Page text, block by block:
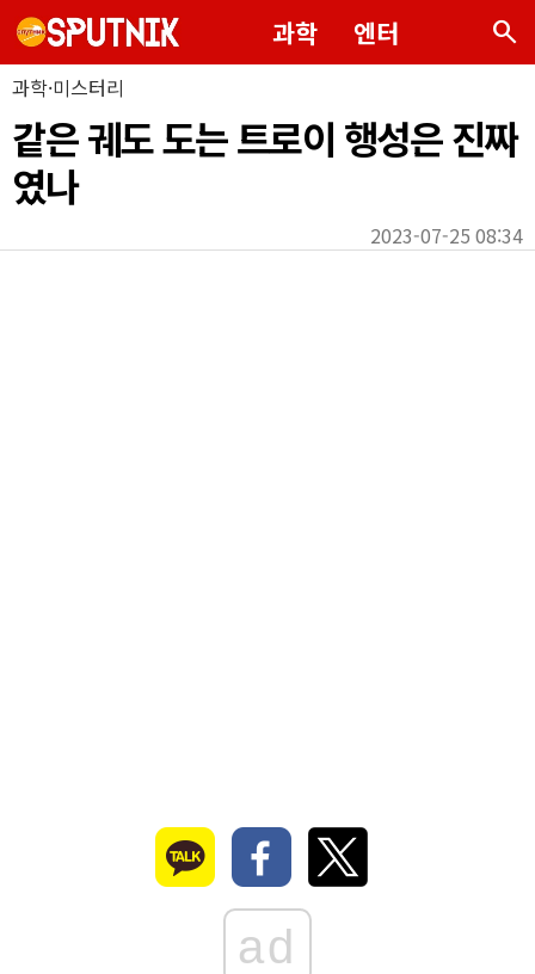
과학 엔터 search
과학·미스터리
같은 궤도 도는 트로이 행성은 진짜
였나
2023-07-25 08:34
ad